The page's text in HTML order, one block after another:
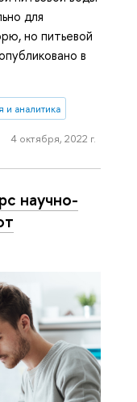
для
но питьевой
в
и аналитика
4 октября, 2022 г.
научно-